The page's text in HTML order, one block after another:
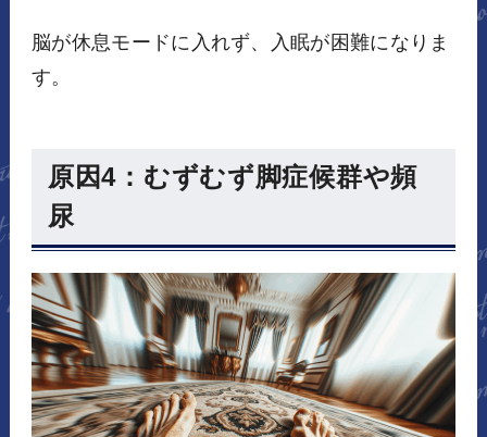
脳が休息モードに入れず、入眠が困難になりま
す。
原因4：むずむず脚症候群や頻
尿